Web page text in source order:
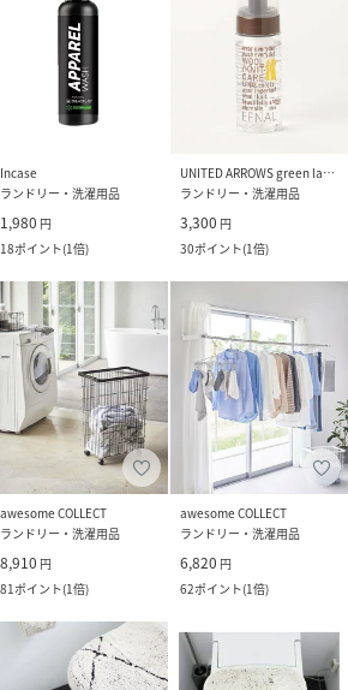
Incase
ランドリー・洗濯用品
1,980 円
18ポイント(1倍)
UNITED ARROWS green label relaxing
ランドリー・洗濯用品
3,300 円
30ポイント(1倍)
awesome COLLECT
ランドリー・洗濯用品
8,910 円
81ポイント(1倍)
awesome COLLECT
ランドリー・洗濯用品
6,820 円
62ポイント(1倍)